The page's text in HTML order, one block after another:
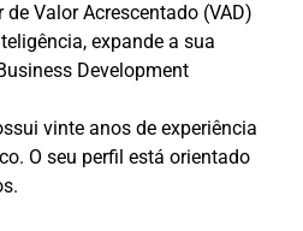
Valor Acrescentado (VAD)
expande a sua
Development
vinte anos de experiência
O seu perfil está orientado